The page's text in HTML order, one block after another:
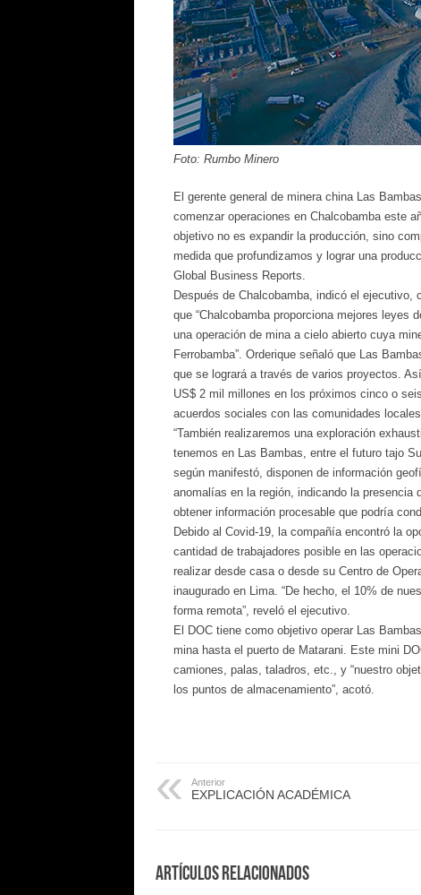
Foto: Rumbo Minero
El gerente general de minera china Las
comenzar operaciones en Chalcobamba este
objetivo no es expandir la producción, sino
medida que profundizamos y lograr una
Global Business Reports.
Después de Chalcobamba, indicó el
que “Chalcobamba proporciona mejores leyes
una operación de mina a cielo abierto cuya
Ferrobamba”. Orderique señaló que Las
que se logrará a través de varios proyectos.
US$ 2 mil millones en los próximos cinco o
acuerdos sociales con las comunidades
“También realizaremos una exploración
tenemos en Las Bambas, entre el futuro tajo
según manifestó, disponen de información
anomalías en la región, indicando la presencia
obtener información procesable que podría
Debido al Covid-19, la compañía encontró la
cantidad de trabajadores posible en las
realizar desde casa o desde su Centro de
inaugurado en Lima. “De hecho, el 10% de
forma remota”, reveló el ejecutivo.
El DOC tiene como objetivo operar Las
mina hasta el puerto de Matarani. Este mini
camiones, palas, taladros, etc., y “nuestro
los puntos de almacenamiento”, acotó.
Anterior
EXPLICACIÓN ACADÉMICA
Artículos Relacionados